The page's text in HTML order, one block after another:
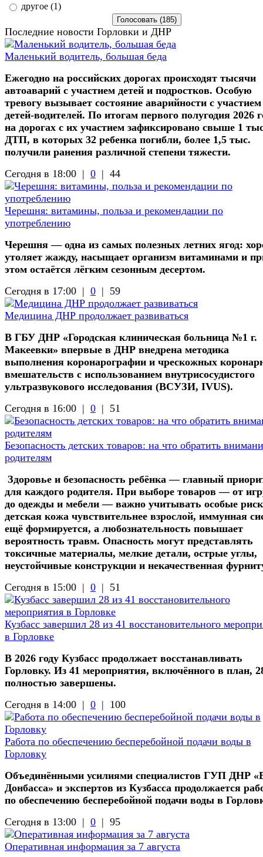
другое (1)
Последние новости Горловки и ДНР
Маленький водитель, большая беда
Ежегодно на российских дорогах происходят тысячи
автоаварий с участием детей и подростков. Особую
тревогу вызывает состояние аварийности с участием
детей-водителей. По итогам первого полугодия 2026
на дорогах с их участием зафиксировано свыше 1
ДТП, в которых 32 ребенка погибли, более 1,5 тыс.
получили ранения различной степени тяжести.
Сегодня в 18:00 | 0 | 44
Черешня: витамины, польза и рекомендации по
употреблению
Черешня — одна из самых полезных летних ягод:
утоляет жажду, насыщает организм витаминами и
этом остаётся лёгким сезонным десертом.
Сегодня в 17:00 | 0 | 59
Медицина ДНР продолжает развиваться
В ГБУ ДНР «Городская клиническая больница №1 г.
Макеевки» впервые в ДНР внедрена методика
выполнения коронарографии и чрескожных
вмешательств с использованием внутрисосудистого
ультразвукового исследования (ВСУЗИ, IVUS).
Сегодня в 16:00 | 0 | 51
Безопасность детских товаров: на что обратить
родителям
Здоровье и безопасность ребёнка — главный
для каждого родителя. При выборе товаров — от
до одежды и мебели — важно учитывать особые
детская кожа чувствительнее взрослой, иммунная
ещё формируется, а любознательность повышает
вероятность травм. Опасность могут представлять
токсичные материалы, мелкие детали, острые углы,
неустойчивые конструкции и некачественная
Сегодня в 15:00 | 0 | 51
Кузбасс завершил 28 из 41 восстановительного
в Горловке
В 2026 году Кузбасс продолжает восстанавливать
Горловку. Из 41 мероприятия, включённого в план,
полностью завершены.
Сегодня в 14:00 | 0 | 100
Работа по обеспечению бесперебойной подачи воды в
Горловку
Объединёнными усилиями специалистов ГУП ДНР
Донбасса» и экспертов из Кузбасса продолжается
по обеспечению бесперебойной подачи воды в
Сегодня в 13:00 | 0 | 95
Оперативная информация за 7 августа